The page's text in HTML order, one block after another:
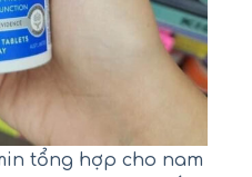
tổng hợp cho nam